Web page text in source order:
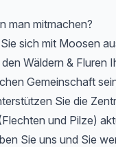
man mitmachen?
sich mit Moosen
Wäldern & Fluren
Gemeinschaft
Sie die
und Pilze)
Sie uns und Sie